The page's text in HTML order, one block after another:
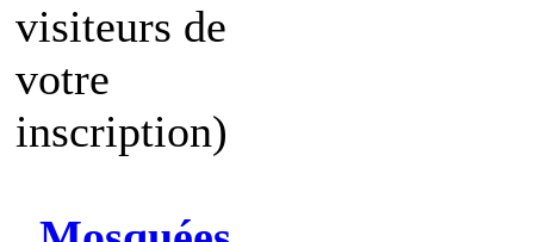
visiteurs de
votre
inscription)